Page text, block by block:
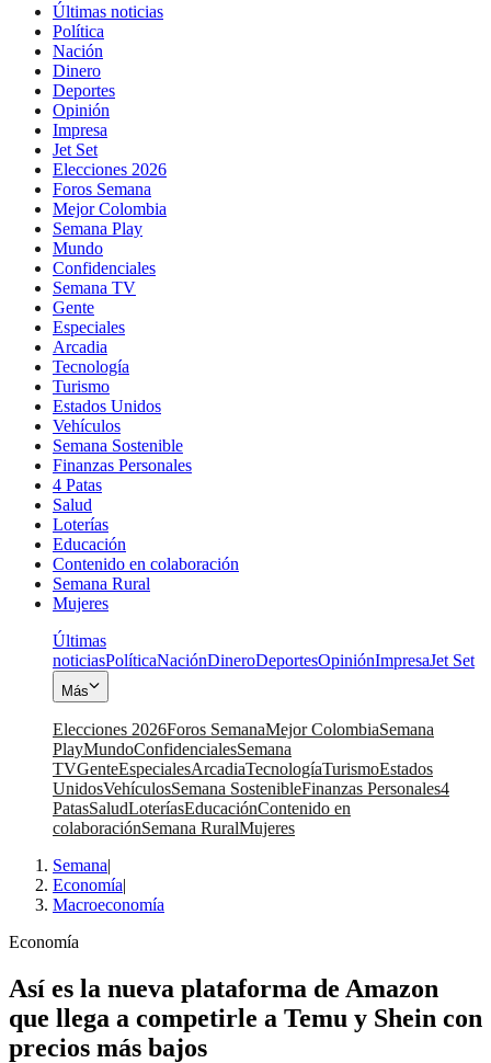
Últimas noticias
Política
Nación
Dinero
Deportes
Opinión
Impresa
Jet Set
Elecciones 2026
Foros Semana
Mejor Colombia
Semana Play
Mundo
Confidenciales
Semana TV
Gente
Especiales
Arcadia
Tecnología
Turismo
Estados Unidos
Vehículos
Semana Sostenible
Finanzas Personales
4 Patas
Salud
Loterías
Educación
Contenido en colaboración
Semana Rural
Mujeres
Últimas
noticiasPolíticaNaciónDineroDeportesOpiniónImpresaJet Set
Más
Elecciones 2026Foros SemanaMejor ColombiaSemana
PlayMundoConfidencialesSemana
TVGenteEspecialesArcadiaTecnologíaTurismoEstados
UnidosVehículosSemana SostenibleFinanzas Personales4
PatasSaludLoteríasEducaciónContenido en
colaboraciónSemana RuralMujeres
Semana|
Economía|
Macroeconomía
Economía
Así es la nueva plataforma de Amazon
que llega a competirle a Temu y Shein con
precios más bajos